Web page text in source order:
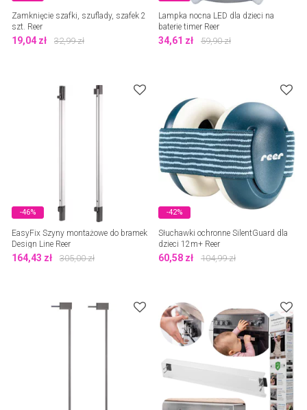
Zamknięcie szafki, szuflady, szafek 2
szt. Reer
19,04 zł 32,99zł
Lampka nocna LED dla dzieci na
baterie timer Reer
34,61 zł 59,90zł
-46%
EasyFix Szyny montażowe do bramek
Design Line Reer
164,43 zł 305,00zł
-42%
Słuchawki ochronne SilentGuard dla
dzieci 12m+ Reer
60,58 zł 104,99zł